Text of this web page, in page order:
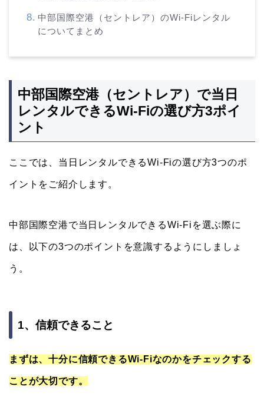
中部国際空港（セントレア）のWi-Fiレンタル
についてまとめ
中部国際空港（セントレア）で当日
レンタルできるWi-Fiの選び方3ポイ
ント
ここでは、当日レンタルできるWi-Fiの選び方3つのポ
イントをご紹介します。
中部国際空港で当日レンタルできるWi-Fiを選ぶ際に
は、以下の3つのポイントを意識するようにしましょ
う。
1、信頼できること
まずは、十分に信頼できるWi-Fiなのかをチェックする
ことが大切です。